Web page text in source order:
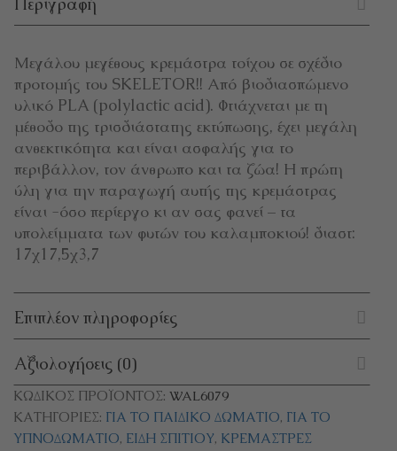
Μεγάλου μεγέθους κρεμάστρα τοίχου σε σχέδιο
προτομής του SKELETOR!! Από βιοδιασπώμενο
υλικό PLA (polylactic acid). Φτιάχνεται με τη
μέθοδο της τρισδιάστατης εκτύπωσης, έχει μεγάλη
ανθεκτικότητα και είναι ασφαλής για το
περιβάλλον, τον άνθρωπο και τα ζώα! Η πρώτη
ύλη για την παραγωγή αυτής της κρεμάστρας
είναι -όσο περίεργο κι αν σας φανεί – τα
υπολείμματα των φυτών του καλαμποκιού! διαστ:
17χ17,5χ3,7
Επιπλέον πληροφορίες
Αξιολογήσεις (0)
ΚΩΔΙΚΌΣ ΠΡΟΪΌΝΤΟΣ: WAL6079
ΚΑΤΗΓΟΡΊΕΣ: ΓΙΑ ΤΟ ΠΑΙΔΙΚΌ ΔΩΜΆΤΙΟ, ΓΙΑ ΤΟ
ΥΠΝΟΔΩΜΆΤΙΟ, ΕΊΔΗ ΣΠΙΤΙΟΎ, ΚΡΕΜΆΣΤΡΕΣ